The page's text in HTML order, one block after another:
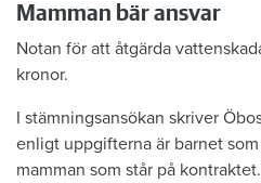
Mamman bär ansvar
Notan för att åtgärda
kronor.
I stämningsansökan skriver
enligt uppgifterna är barnet
mamman som står på